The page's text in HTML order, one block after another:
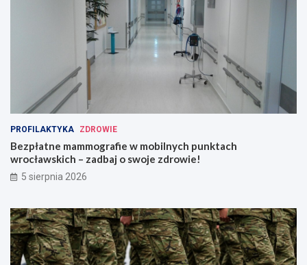
PROFILAKTYKA ZDROWIE
Bezpłatne mammografie w mobilnych punktach
wrocławskich – zadbaj o swoje zdrowie!
5 sierpnia 2026